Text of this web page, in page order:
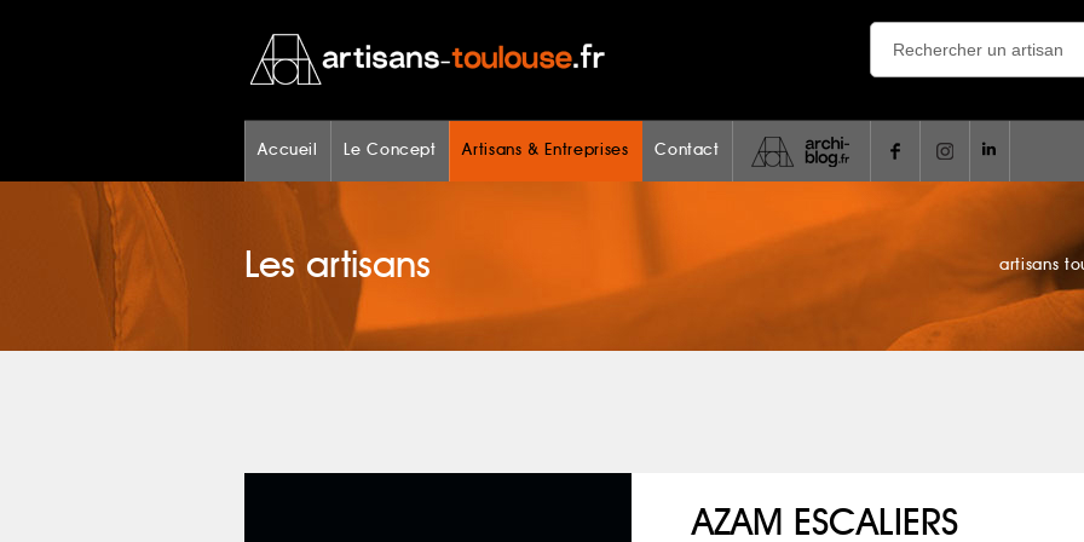
Accueil Le Concept Artisans & Entreprises Contact
Les artisans artisans
AZAM ESCALIERS